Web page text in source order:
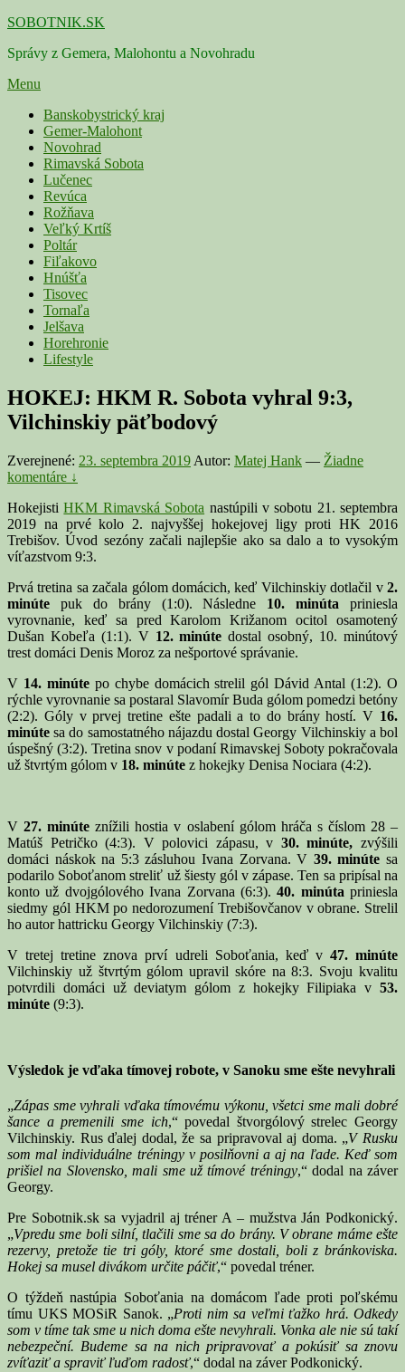
Skip
content
SOBOTNIK.SK
Správy z Gemera, Malohontu a Novohradu
Menu
Primárne
menu
Banskobystrický kraj
Gemer-Malohont
Novohrad
Rimavská Sobota
Lučenec
Revúca
Rožňava
Veľký Krtíš
Poltár
Fiľakovo
Hnúšťa
Tisovec
Tornaľa
Jelšava
Horehronie
Lifestyle
HOKEJ: HKM R. Sobota vyhral 9:3,
Vilchinskiy päťbodový
Zverejnené: 23. septembra 2019 Autor: Matej Hank — Žiadne
komentáre ↓
HokejistiHKM Rimavská Sobota nastúpili v sobotu 21. septembra
2019 na prvé kolo 2. najvyššej hokejovej ligy proti HK 2016
Trebišov. Úvod sezóny začali najlepšie ako sa dalo a to vysokým
víťazstvom 9:3.
Prvá tretina sa začala gólom domácich, keď Vilchinskiy dotlačil v 2.
minúte puk do brány (1:0). Následne 10. minúta priniesla
vyrovnanie, keď sa pred Karolom Križanom ocitol osamotený
Dušan Kobeľa (1:1). V 12. minúte dostal osobný, 10. minútový
trest domáci Denis Moroz za nešportové správanie.
V 14. minútepo chybe domácich strelil gól Dávid Antal (1:2). O
rýchle vyrovnanie sa postaral Slavomír Buda gólom pomedzi betóny
(2:2). Góly v prvej tretine ešte padali a to do brány hostí. V 16.
minúte sa do samostatného nájazdu dostal Georgy Vilchinskiy a bol
úspešný (3:2). Tretina snov v podaní Rimavskej Soboty pokračovala
už štvrtým gólom v 18. minúte z hokejky Denisa Nociara (4:2).
V 27. minúte znížili hostia v oslabení gólom hráča s číslom 28 –
Matúš Petričko (4:3). V polovici zápasu, v 30. minúte, zvýšili
domáci náskok na 5:3 zásluhou Ivana Zorvana. V 39. minúte sa
podarilo Soboťanom streliť už šiesty gól v zápase. Ten sa pripísal na
konto už dvojgólového Ivana Zorvana (6:3). 40. minúta priniesla
siedmy gól HKM po nedorozumení Trebišovčanov v obrane. Strelil
ho autor hattricku Georgy Vilchinskiy (7:3).
V tretej tretine znova prví udreli Soboťania, keď v 47. minúte
Vilchinskiy už štvrtým gólom upravil skóre na 8:3. Svoju kvalitu
potvrdili domáci už deviatym gólom z hokejky Filipiaka v 53.
minúte (9:3).
Výsledok je vďaka tímovej robote, v Sanoku sme ešte nevyhrali
„Zápas sme vyhrali vďaka tímovému výkonu, všetci sme mali dobré
šance a premenili sme ich,“ povedal štvorgólový strelec Georgy
Vilchinskiy. Rus ďalej dodal, že sa pripravoval aj doma. „V Rusku
som mal individuálne tréningy v posilňovni a aj na ľade. Keď som
prišiel na Slovensko, mali sme už tímové tréningy,“ dodal na záver
Georgy.
Pre Sobotnik.sk sa vyjadril aj tréner A – mužstva Ján Podkonický.
„Vpredu sme boli silní, tlačili sme sa do brány. V obrane máme ešte
rezervy, pretože tie tri góly, ktoré sme dostali, boli z bránkoviska.
Hokej sa musel divákom určite páčiť,“ povedal tréner.
O týždeň nastúpia Soboťania na domácom ľade proti poľskému
tímu UKS MOSiR Sanok. „Proti nim sa veľmi ťažko hrá. Odkedy
som v tíme tak sme u nich doma ešte nevyhrali. Vonka ale nie sú takí
nebezpeční. Budeme sa na nich pripravovať a pokúsiť sa znovu
zvíťaziť a spraviť ľuďom radosť,“ dodal na záver Podkonický.